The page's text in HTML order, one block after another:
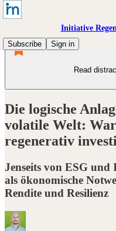
Initiative
Subscribe
Sign in
Read
Die logische
volatile Welt:
regenerativ
Jenseits von ESG
als ökonomische
Rendite und Resilienz